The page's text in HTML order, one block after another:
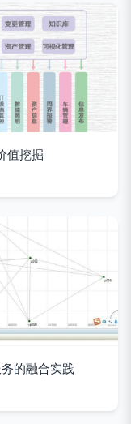
值挖掘
的融合实践